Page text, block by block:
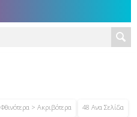
Φθινότερα > Ακριβότερα 48 Ανα Σελίδα